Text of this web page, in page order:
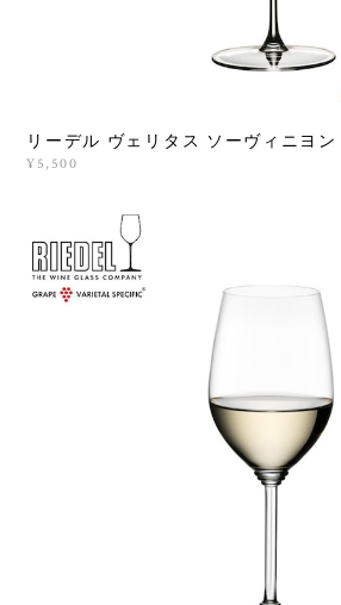
リーデル ヴェリタス ソーヴィニヨン
¥5,500